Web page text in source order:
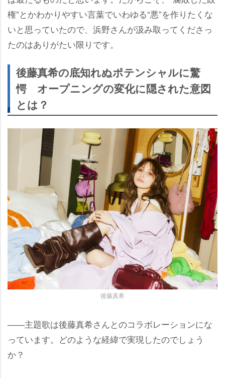
権”とかわかりやすい言葉でいわゆる“悪”を作りたくな
いと思っていたので、浜野さんが汲み取ってくださっ
たのはありがたい限りです。
後藤真希の底知れぬポテンシャルに驚
愕 オープニングの変化に隠された意図
とは？
後藤真希
――主題歌は後藤真希さんとのコラボレーションにな
っています。どのような経緯で実現したのでしょう
か？